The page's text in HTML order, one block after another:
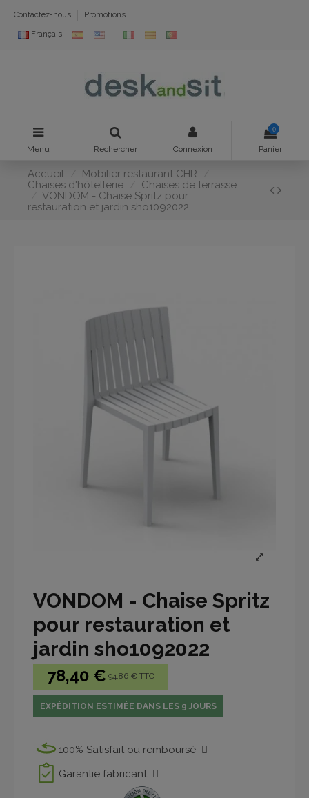
Contactez-nous Promotions
Français
Menu Rechercher Connexion
0
Panier
Accueil
Mobilier restaurant CHR
Chaises d'hôtellerie
Chaises de terrasse
VONDOM - Chaise Spritz pour
restauration et jardin sho1092022
VONDOM - Chaise Spritz
pour restauration et
jardin sho1092022
78,40 € 94.86 € TTC
EXPÉDITION ESTIMÉE DANS LES 9 JOURS
100% Satisfait ou remboursé
Garantie fabricant